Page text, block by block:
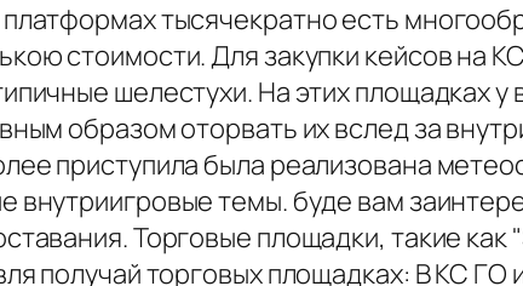
тысячекратно есть
стоимости. Для закупки кейсов на
шелестухи. На этих площадках
образом оторвать их вслед за
приступила была реализована
внутриигровые темы. буде вам
Торговые площадки, такие
получай торговых площадках: В КС